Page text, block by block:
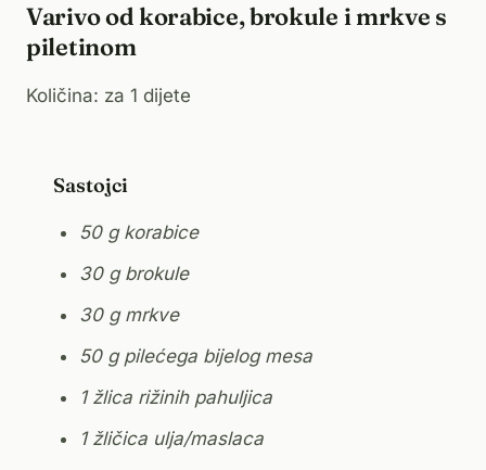
Varivo od korabice, brokule i mrkve s
piletinom
Količina: za 1 dijete
Sastojci
50 g korabice
30 g brokule
30 g mrkve
50 g pilećega bijelog mesa
1 žlica rižinih pahuljica
1 žličica ulja/maslaca